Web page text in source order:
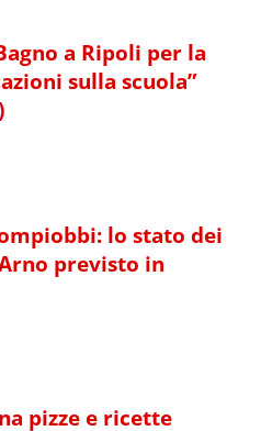
a Ripoli per la
sulla scuola”
lo stato dei
previsto in
pizze e ricette